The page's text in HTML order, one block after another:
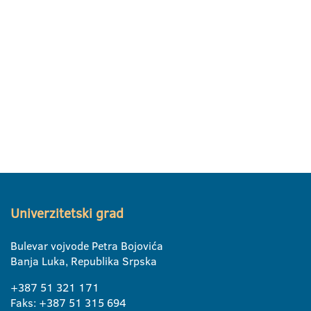
Univerzitetski grad
Bulevar vojvode Petra Bojovića
Banja Luka, Republika Srpska
+387 51 321 171
Faks: +387 51 315 694